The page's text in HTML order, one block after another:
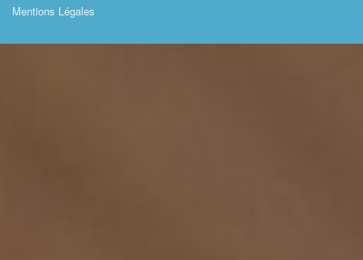
Mentions Légales